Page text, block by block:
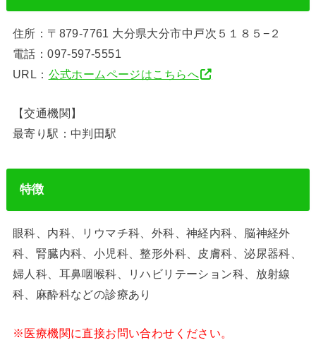
住所：〒879-7761 大分県大分市中戸次５１８５−２
電話：097-597-5551
URL： 公式ホームページはこちらへ
【交通機関】
最寄り駅：中判田駅
特徴
眼科、内科、リウマチ科、外科、神経内科、脳神経外
科、腎臓内科、小児科、整形外科、皮膚科、泌尿器科、
婦人科、耳鼻咽喉科、リハビリテーション科、放射線
科、麻酔科などの診療あり
※医療機関に直接お問い合わせください。